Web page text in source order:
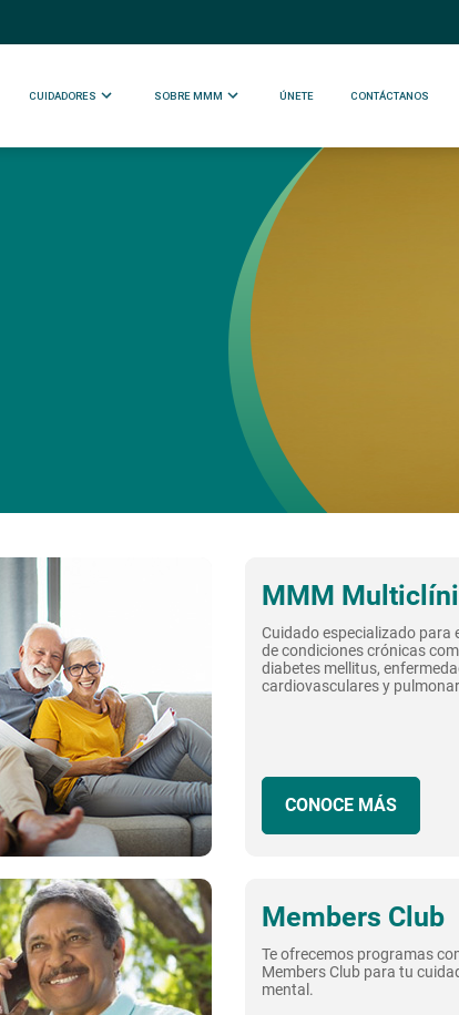
CUIDADORES SOBRE MMM ÚNETE CONTÁCTANOS
MMM
Cuidado especializado para
de condiciones crónicas
diabetes mellitus,
cardiovasculares y
CONOCE MÁS
Members Club
Te ofrecemos programas
Members Club para tu
mental.